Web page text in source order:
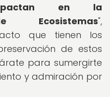
en la
Ecosistemas",
que tienen los
de estos
para sumergirte
y admiración por